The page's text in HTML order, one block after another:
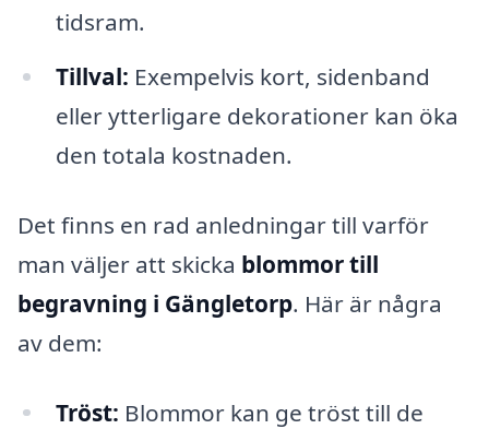
tidsram.
Tillval: Exempelvis kort, sidenband
eller ytterligare dekorationer kan öka
den totala kostnaden.
Det finns en rad anledningar till varför
man väljer att skicka blommor till
begravning i Gängletorp. Här är några
av dem:
Tröst: Blommor kan ge tröst till de